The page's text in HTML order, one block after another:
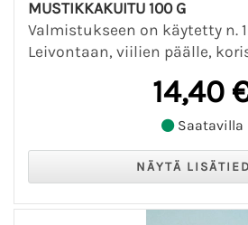
MUSTIKKAKUITU 100 G
Valmistukseen on käytetty n.
Leivontaan, viilien päälle,
14,40
Saatavilla